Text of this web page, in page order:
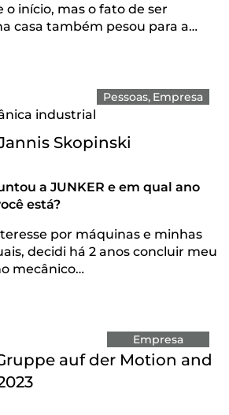
o início, mas o fato de ser
casa também pesou para a…
Pessoas Empresa
industrial
Skopinski
a JUNKER e em qual ano
está?
por máquinas e minhas
decidi há 2 anos concluir meu
mecânico…
Empresa
auf der Motion and